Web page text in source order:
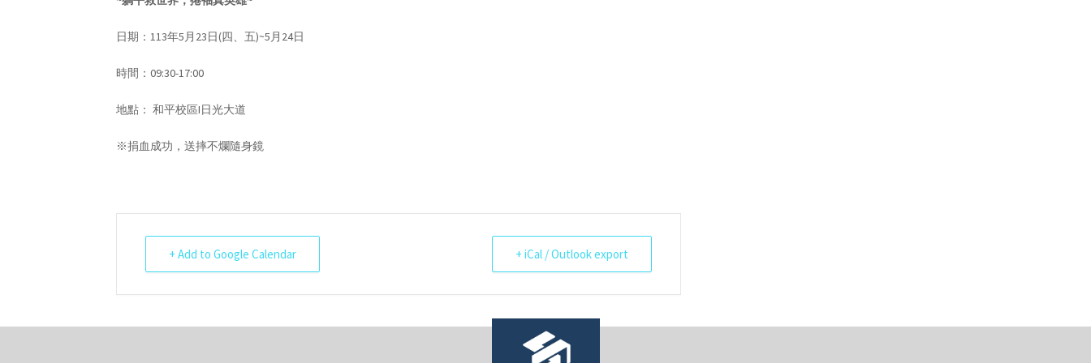
日期：113年5月23日(四、五)~5月24日
時間：09:30-17:00
地點： 和平校區I日光大道
※捐血成功，送摔不爛隨身鏡
+ Add to Google Calendar + iCal / Outlook export